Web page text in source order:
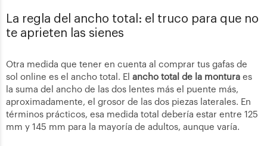
La regla del ancho total: el truco para que no
te aprieten las sienes
Otra medida que tener en cuenta al comprar tus gafas de
sol online es el ancho total. El ancho total de la montura es
la suma del ancho de las dos lentes más el puente más,
aproximadamente, el grosor de las dos piezas laterales. En
términos prácticos, esa medida total debería estar entre 125
mm y 145 mm para la mayoría de adultos, aunque varía.